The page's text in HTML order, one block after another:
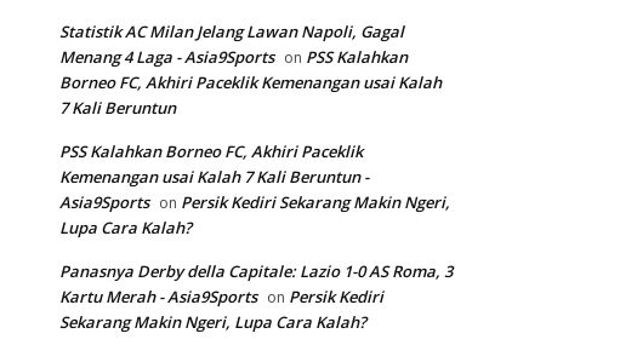
Statistik AC Milan Jelang Lawan Napoli, Gagal
Menang 4 Laga - Asia9Sports on PSS Kalahkan
Borneo FC, Akhiri Paceklik Kemenangan usai Kalah
7 Kali Beruntun
PSS Kalahkan Borneo FC, Akhiri Paceklik
Kemenangan usai Kalah 7 Kali Beruntun -
Asia9Sports on Persik Kediri Sekarang Makin Ngeri,
Lupa Cara Kalah?
Panasnya Derby della Capitale: Lazio 1-0 AS Roma, 3
Kartu Merah - Asia9Sports on Persik Kediri
Sekarang Makin Ngeri, Lupa Cara Kalah?